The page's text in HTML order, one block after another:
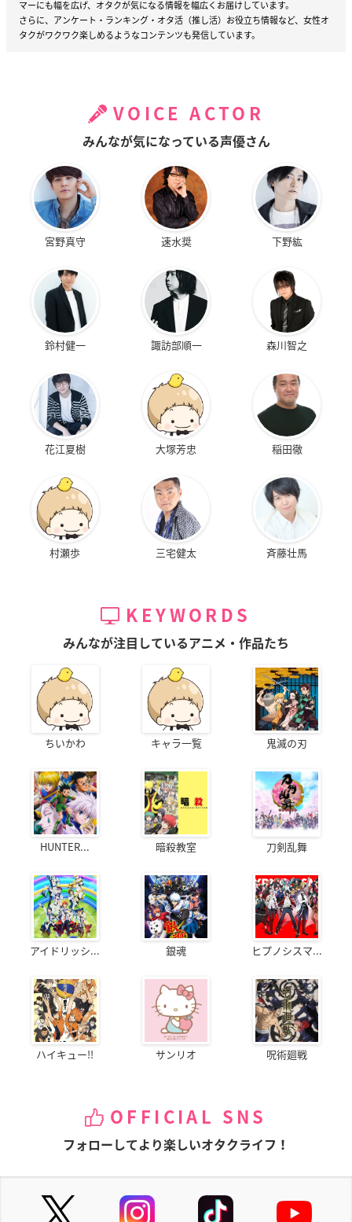
マーにも幅を広げ、オタクが気になる情報を幅広くお届けしています。
さらに、アンケート・ランキング・オタ活（推し活）お役立ち情報など、女性オ
タクがワクワク楽しめるようなコンテンツも発信しています。
VOICE ACTOR
みんなが気になっている声優さん
宮野真守 速水奨 下野紘
鈴村健一 諏訪部順一 森川智之
花江夏樹 大塚芳忠 稲田徹
村瀬歩 三宅健太 斉藤壮馬
KEYWORDS
みんなが注目しているアニメ・作品たち
ちいかわ キャラ一覧 鬼滅の刃
HUNTER... 暗殺教室 刀剣乱舞
アイドリッシ... 銀魂 ヒプノシスマ...
ハイキュー!! サンリオ 呪術廻戦
OFFICIAL SNS
フォローしてより楽しいオタクライフ！